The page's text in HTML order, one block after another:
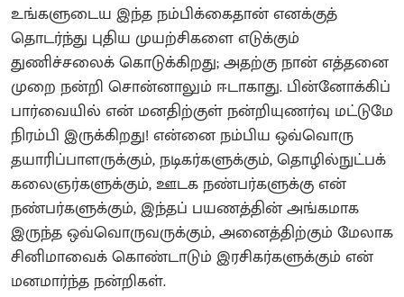
​உங்களுடைய இந்த நம்பிக்கைதான் எனக்குத்
தொடர்ந்து புதிய முயற்சிகளை எடுக்கும்
துணிச்சலைக் கொடுக்கிறது; அதற்கு நான் எத்தனை
முறை நன்றி சொன்னாலும் ஈடாகாது. பின்னோக்கிப்
பார்வையில் என் மனதிற்குள் நன்றியுணர்வு மட்டுமே
நிரம்பி இருக்கிறது! என்னை நம்பிய ஒவ்வொரு
தயாரிப்பாளருக்கும், நடிகர்களுக்கும், தொழில்நுட்பக்
கலைஞர்களுக்கும், ஊடக நண்பர்களுக்கு என்
நண்பர்களுக்கும், இந்தப் பயணத்தின் அங்கமாக
இருந்த ஒவ்வொருவருக்கும், அனைத்திற்கும் மேலாக
சினிமாவைக் கொண்டாடும் இரசிகர்களுக்கும் என்
மனமார்ந்த நன்றிகள்.